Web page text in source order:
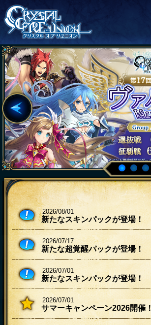
新たなスキンパックが登場！
2026/08/01
新たな超覚醒パックが登場！
2026/07/17
新たなスキンパックが登場！
2026/07/01
サマーキャンペーン2026開催！
2026/07/01